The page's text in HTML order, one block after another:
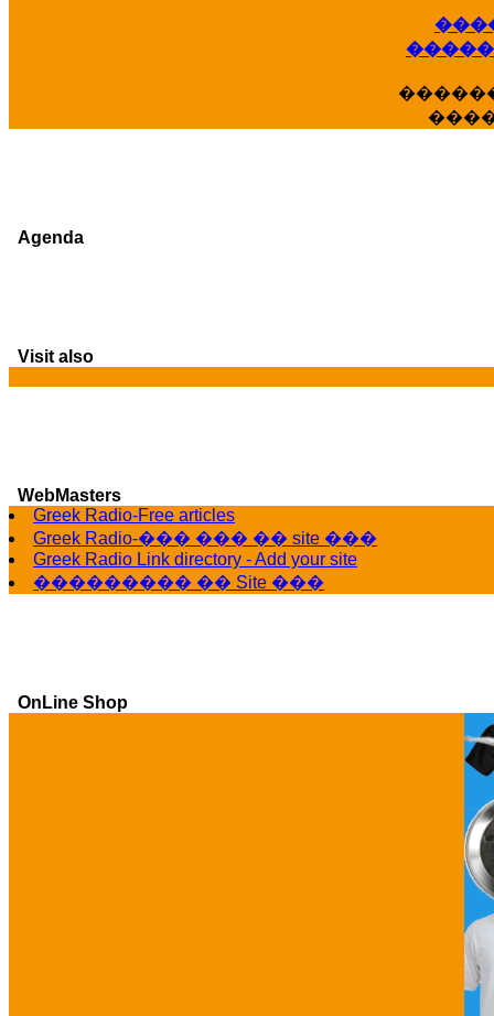
Agenda
Visit also
WebMasters
Greek Radio-Free articles
Greek Radio-��� ��� �� site ���
Greek Radio Link directory - Add your site
��������� �� Site ���
OnLine Shop